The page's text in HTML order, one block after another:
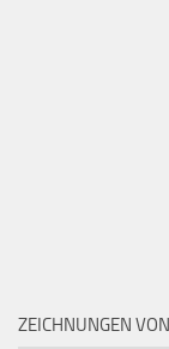
ZEICHNUNGEN VON